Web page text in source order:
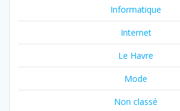
Informatique
Internet
Le Havre
Mode
Non classé